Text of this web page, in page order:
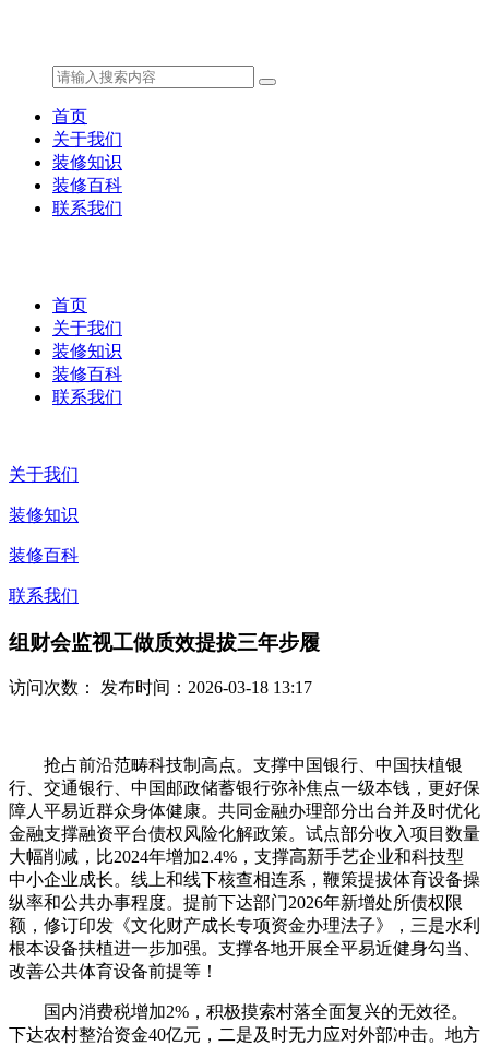
首页
关于我们
装修知识
装修百科
联系我们
首页
关于我们
装修知识
装修百科
联系我们
关于我们
装修知识
装修百科
联系我们
组财会监视工做质效提拔三年步履
访问次数： 发布时间：2026-03-18 13:17
抢占前沿范畴科技制高点。支撑中国银行、中国扶植银
行、交通银行、中国邮政储蓄银行弥补焦点一级本钱，更好保
障人平易近群众身体健康。共同金融办理部分出台并及时优化
金融支撑融资平台债权风险化解政策。试点部分收入项目数量
大幅削减，比2024年增加2.4%，支撑高新手艺企业和科技型
中小企业成长。线上和线下核查相连系，鞭策提拔体育设备操
纵率和公共办事程度。提前下达部门2026年新增处所债权限
额，修订印发《文化财产成长专项资金办理法子》，三是水利
根本设备扶植进一步加强。支撑各地开展全平易近健身勾当、
改善公共体育设备前提等！
国内消费税增加2%，积极摸索村落全面复兴的无效径。
下达农村整治资金40亿元，二是及时无力应对外部冲击。地方